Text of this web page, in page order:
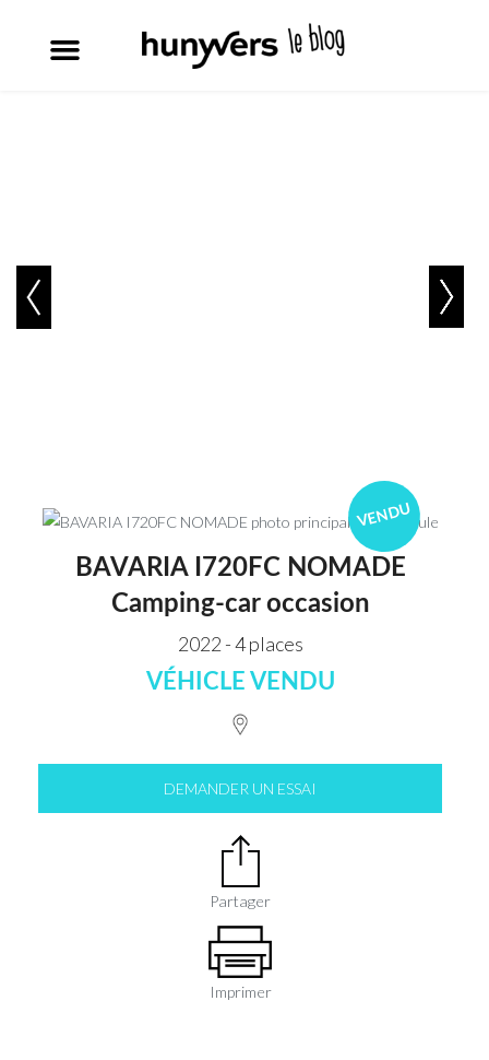
VENDU
BAVARIA I720FC NOMADE
Camping-car occasion
2022 - 4 places
VÉHICLE VENDU
DEMANDER UN ESSAI
Partager
Imprimer